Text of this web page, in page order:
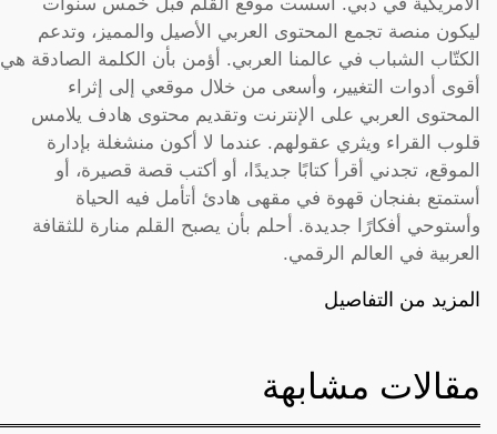
ليكون منصة تجمع المحتوى العربي الأصيل والمميز، وتدعم
الكتّاب الشباب في عالمنا العربي. أؤمن بأن الكلمة الصادقة هي
أقوى أدوات التغيير، وأسعى من خلال موقعي إلى إثراء
المحتوى العربي على الإنترنت وتقديم محتوى هادف يلامس
قلوب القراء ويثري عقولهم. عندما لا أكون منشغلة بإدارة
الموقع، تجدني أقرأ كتابًا جديدًا، أو أكتب قصة قصيرة، أو
أستمتع بفنجان قهوة في مقهى هادئ أتأمل فيه الحياة
وأستوحي أفكارًا جديدة. أحلم بأن يصبح القلم منارة للثقافة
العربية في العالم الرقمي.
المزيد من التفاصيل
مقالات مشابهة